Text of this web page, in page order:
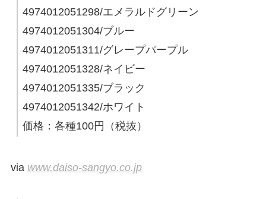
4974012051298/エメラルドグリーン
4974012051304/ブルー
4974012051311/グレープパープル
4974012051328/ネイビー
4974012051335/ブラック
4974012051342/ホワイト
価格：各種100円（税抜）
via www.daiso-sangyo.co.jp